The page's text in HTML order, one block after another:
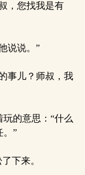
，您找我是有
说说。”
事儿？师叔，我
的意思：“什么
。”
下来。